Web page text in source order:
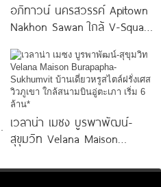
อภิทาวน์ นครสวรรค์ Apitown
Nakhon Sawan ใกล้ V-Square
เวลาน่า เมซง บูรพาพัฒน์-
สุขุมวิท Velana Maison
เดี่ยวหรูสไตล์ฝรั่งเศส วิวภูเขา